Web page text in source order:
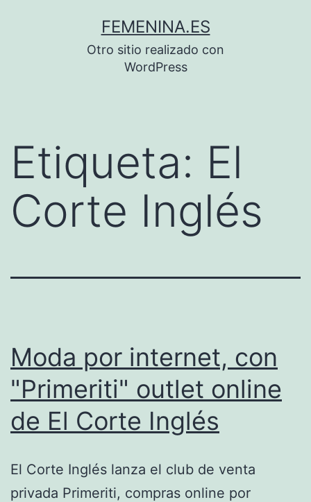
FEMENINA.ES
Otro sitio realizado con
WordPress
Etiqueta: El
Corte Inglés
Moda por internet, con
"Primeriti" outlet online
de El Corte Inglés
El Corte Inglés lanza el club de venta
privada Primeriti, compras online por